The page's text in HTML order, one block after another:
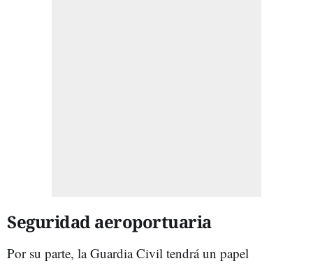
Seguridad aeroportuaria
Por su parte, la Guardia Civil tendrá un papel